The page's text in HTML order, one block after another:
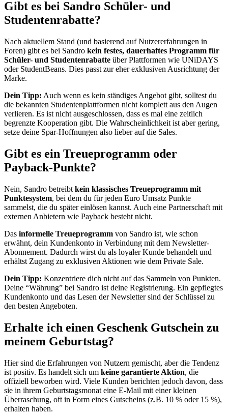
Gibt es bei Sandro Schüler- und
Studentenrabatte?
Nach aktuellem Stand (und basierend auf Nutzererfahrungen in
Foren) gibt es bei Sandro kein festes, dauerhaftes Programm für
Schüler- und Studentenrabatte über Plattformen wie UNiDAYS
oder StudentBeans. Dies passt zur eher exklusiven Ausrichtung der
Marke.
Dein Tipp: Auch wenn es kein ständiges Angebot gibt, solltest du
die bekannten Studentenplattformen nicht komplett aus den Augen
verlieren. Es ist nicht ausgeschlossen, dass es mal eine zeitlich
begrenzte Kooperation gibt. Die Wahrscheinlichkeit ist aber gering,
setze deine Spar-Hoffnungen also lieber auf die Sales.
Gibt es ein Treueprogramm oder
Payback-Punkte?
Nein, Sandro betreibt kein klassisches Treueprogramm mit
Punktesystem, bei dem du für jeden Euro Umsatz Punkte
sammelst, die du später einlösen kannst. Auch eine Partnerschaft mit
externen Anbietern wie Payback besteht nicht.
Das informelle Treueprogramm von Sandro ist, wie schon
erwähnt, dein Kundenkonto in Verbindung mit dem Newsletter-
Abonnement. Dadurch wirst du als loyaler Kunde behandelt und
erhältst Zugang zu exklusiven Aktionen wie dem Private Sale.
Dein Tipp: Konzentriere dich nicht auf das Sammeln von Punkten.
Deine “Währung” bei Sandro ist deine Registrierung. Ein gepflegtes
Kundenkonto und das Lesen der Newsletter sind der Schlüssel zu
den besten Angeboten.
Erhalte ich einen Geschenk Gutschein zu
meinem Geburtstag?
Hier sind die Erfahrungen von Nutzern gemischt, aber die Tendenz
ist positiv. Es handelt sich um keine garantierte Aktion, die
offiziell beworben wird. Viele Kunden berichten jedoch davon, dass
sie in ihrem Geburtstagsmonat eine E-Mail mit einer kleinen
Überraschung, oft in Form eines Gutscheins (z.B. 10 % oder 15 %),
erhalten haben.